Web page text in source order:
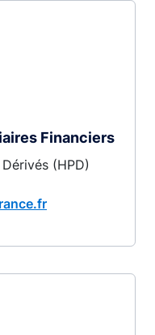
Financiers
(HPD)